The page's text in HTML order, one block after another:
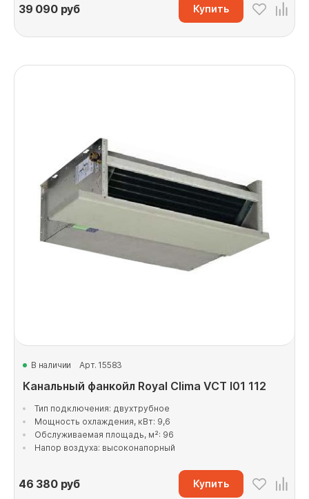
39 090руб Купить
В наличии Арт. 15583
Канальный фанкойл Royal Clima VCT I01 112
Тип подключения: двухтрубное
Мощность охлаждения, кВт: 9,6
Обслуживаемая площадь, м²: 96
Напор воздуха: высоконапорный
46 380руб Купить